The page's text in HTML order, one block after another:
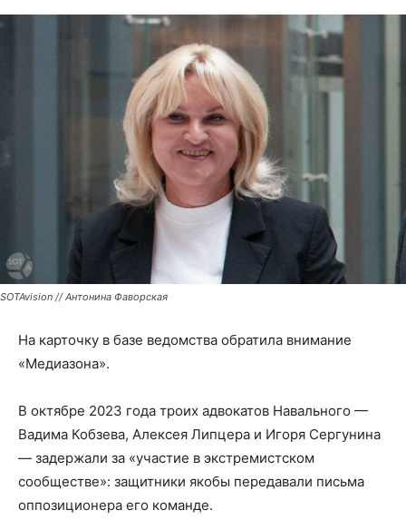
SOTAvision // Антонина Фаворская
На карточку в базе ведомства обратила внимание
«Медиазона».
В октябре 2023 года троих адвокатов Навального —
Вадима Кобзева, Алексея Липцера и Игоря Сергунина
— задержали за «участие в экстремистском
сообществе»: защитники якобы передавали письма
оппозиционера его команде.